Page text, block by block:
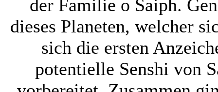
der Familie o Saiph.
dieses Planeten, welcher
sich die ersten
potentielle Senshi von